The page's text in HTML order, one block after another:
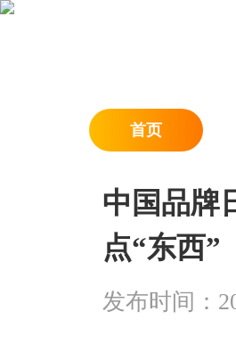
首页
中国品牌
点“东西”
发布时间：